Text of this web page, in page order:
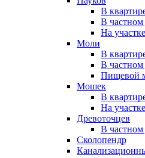
В
В частном
На участке
Моли
В
В частном
Пищевой
Мошек
В
На участке
Древоточцев
В частном
Сколопендр